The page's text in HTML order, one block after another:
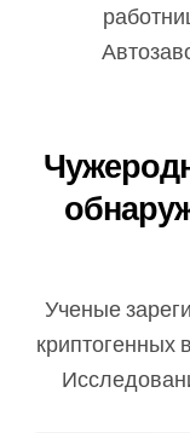
Ученые зарегистрировали 229 чужеродных и
криптогенных